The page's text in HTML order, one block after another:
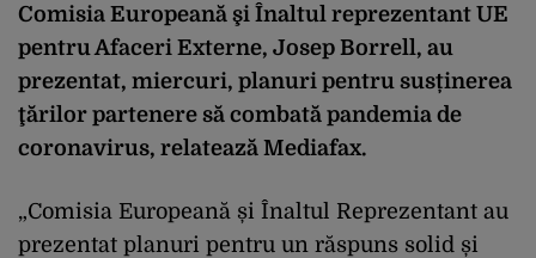
Comisia Europeană şi Înaltul reprezentant UE
pentru Afaceri Externe, Josep Borrell, au
prezentat, miercuri, planuri pentru susținerea
ţărilor partenere să combată pandemia de
coronavirus, relatează Mediafax.
„Comisia Europeană și Înaltul Reprezentant au
prezentat planuri pentru un răspuns solid și